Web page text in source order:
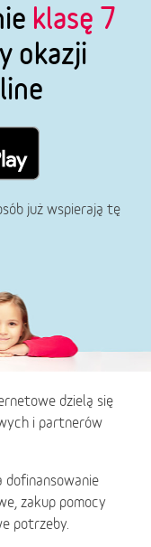
klasę 7
okazji
już wspierają tę
dzielą się
i partnerów
dofinansowanie
zakup pomocy
potrzeby.